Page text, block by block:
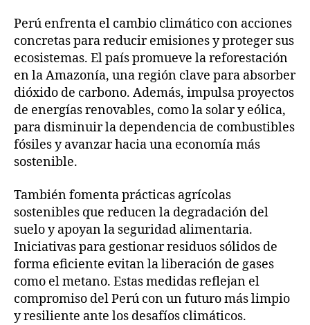
Perú enfrenta el cambio climático con acciones
concretas para reducir emisiones y proteger sus
ecosistemas. El país promueve la reforestación
en la Amazonía, una región clave para absorber
dióxido de carbono. Además, impulsa proyectos
de energías renovables, como la solar y eólica,
para disminuir la dependencia de combustibles
fósiles y avanzar hacia una economía más
sostenible.
También fomenta prácticas agrícolas
sostenibles que reducen la degradación del
suelo y apoyan la seguridad alimentaria.
Iniciativas para gestionar residuos sólidos de
forma eficiente evitan la liberación de gases
como el metano. Estas medidas reflejan el
compromiso del Perú con un futuro más limpio
y resiliente ante los desafíos climáticos.